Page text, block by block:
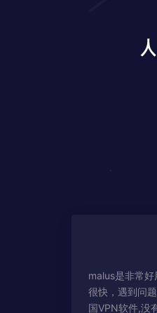
malus是非常
很快，遇到问
国VPN软件,没